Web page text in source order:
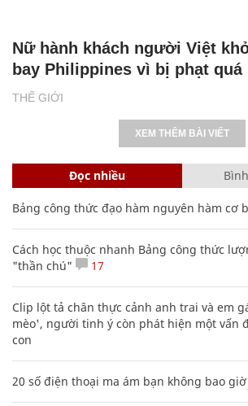
THẾ GIỚI
Nữ hành khách người Việt
bay Philippines vì bị phạt quá
XEM THÊM BÀI VIẾT
Đọc nhiều
Bảng công thức đạo hàm nguyên hàm cơ
Cách học thuộc nhanh Bảng công thức
"thần chú"
17
Clip lột tả chân thực cảnh anh trai và em
mèo', người tinh ý còn phát hiện một vấn
con
20 số điện thoại ma ám bạn không bao